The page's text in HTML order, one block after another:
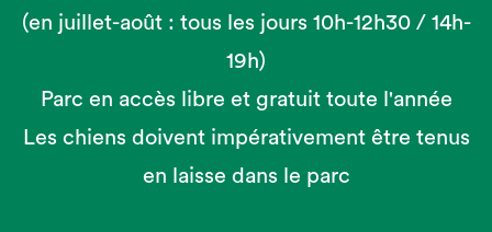
(en juillet-août : tous les jours 10h-12h30 / 14h-
19h)
Parc en accès libre et gratuit toute l'année
Les chiens doivent impérativement être tenus
en laisse dans le parc